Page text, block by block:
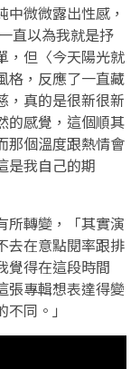
微微露出性感，
直以為我就是抒
，但〈今天陽光就
格，反應了一直藏
，真的是很新很新
的感覺，這個順其
那個溫度跟熱情會
是我自己的期
所轉變，「其實演
去在意點閱率跟排
覺得在這段時間
張專輯想表達得變
同。」